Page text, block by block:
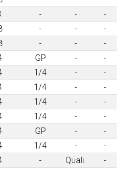
- -
-
- -
-
- -
-
GP -
-
1/4 -
-
1/4 -
-
1/4 -
-
1/4 -
-
GP -
-
1/4 -
-
- Quali.
-